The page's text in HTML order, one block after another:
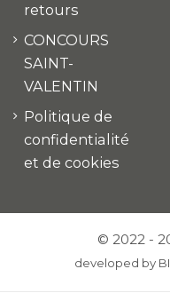
retours
CONCOURS
SAINT-
VALENTIN
Politique de
confidentialité
et de cookies
© 2022 -
developed by